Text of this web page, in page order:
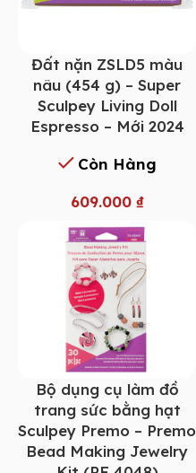
Đất nặn ZSLD5 màu
nâu (454 g) – Super
Sculpey Living Doll
Espresso – Mới 2024
Còn Hàng
609.000 ₫
Bộ dụng cụ làm đồ
trang sức bằng hạt
Sculpey Premo – Premo
Bead Making Jewelry